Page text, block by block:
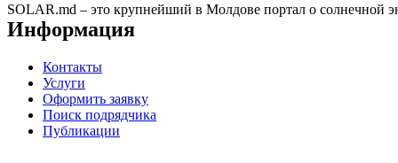
SOLAR.md – это крупнейший в Молдове портал о солнечной
Информация
Контакты
Услуги
Оформить заявку
Поиск подрядчика
Публикации